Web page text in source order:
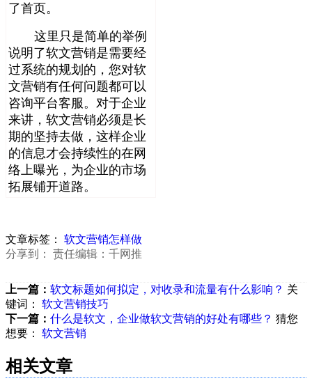
了首页。
这里只是简单的举例
说明了软文营销是需要经
过系统的规划的，您对软
文营销有任何问题都可以
咨询平台客服。对于企业
来讲，软文营销必须是长
期的坚持去做，这样企业
的信息才会持续性的在网
络上曝光，为企业的市场
拓展铺开道路。
文章标签： 软文营销怎样做
分享到：
责任编辑：千网推
上一篇： 软文标题如何拟定，对收录和流量有什么影响？ 关
键词：
软文营销技巧
下一篇： 什么是软文，企业做软文营销的好处有哪些？ 猜您
想要：
软文营销
相关文章